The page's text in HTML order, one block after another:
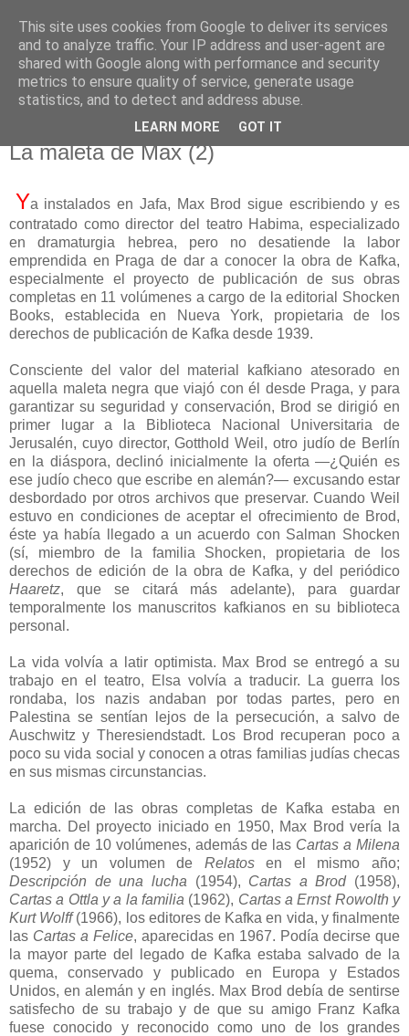
El pisapapeles de Karlsbad
Páginas de un escritor rural
jueves, 13 de febrero de 2025
La maleta de Max (2)
Ya instalados en Jafa, Max Brod sigue escribiendo y es
contratado como director del teatro Habima, especializado
en dramaturgia hebrea, pero no desatiende la labor
emprendida en Praga de dar a conocer la obra de Kafka,
especialmente el proyecto de publicación de sus obras
completas en 11 volúmenes a cargo de la editorial Shocken
Books, establecida en Nueva York, propietaria de los
derechos de publicación de Kafka desde 1939.
Consciente del valor del material kafkiano atesorado en
aquella maleta negra que viajó con él desde Praga, y para
garantizar su seguridad y conservación, Brod se dirigió en
primer lugar a la Biblioteca Nacional Universitaria de
Jerusalén, cuyo director, Gotthold Weil, otro judío de Berlín
en la diáspora, declinó inicialmente la oferta —¿Quién es
ese judío checo que escribe en alemán?— excusando estar
desbordado por otros archivos que preservar. Cuando Weil
estuvo en condiciones de aceptar el ofrecimiento de Brod,
éste ya había llegado a un acuerdo con Salman Shocken
(sí, miembro de la familia Shocken, propietaria de los
derechos de edición de la obra de Kafka, y del periódico
Haaretz, que se citará más adelante), para guardar
temporalmente los manuscritos kafkianos en su biblioteca
personal.
La vida volvía a latir optimista. Max Brod se entregó a su
trabajo en el teatro, Elsa volvía a traducir. La guerra los
rondaba, los nazis andaban por todas partes, pero en
Palestina se sentían lejos de la persecución, a salvo de
Auschwitz y Theresiendstadt. Los Brod recuperan poco a
poco su vida social y conocen a otras familias judías checas
en sus mismas circunstancias.
La edición de las obras completas de Kafka estaba en
marcha. Del proyecto iniciado en 1950, Max Brod vería la
aparición de 10 volúmenes, además de las Cartas a Milena
(1952) y un volumen de Relatosen el mismo año;
Descripción de una lucha (1954), Cartas a Brod(1958),
Cartas a Ottla y a la familia (1962), Cartas a Ernst Rowolth y
Kurt Wolff(1966), los editores de Kafka en vida, y finalmente
las Cartas a Felice, aparecidas en 1967. Podía decirse que
la mayor parte del legado de Kafka estaba salvado de la
quema, conservado y publicado en Europa y Estados
Unidos, en alemán y en inglés. Max Brod debía de sentirse
satisfecho de su trabajo y de que su amigo Franz Kafka
fuese conocido y reconocido como uno de los grandes
This site uses cookies from Google to deliver its services
and to analyze traffic. Your IP address and user-agent are
shared with Google along with performance and security
metrics to ensure quality of service, generate usage
statistics, and to detect and address abuse.
LEARN MORE GOT IT